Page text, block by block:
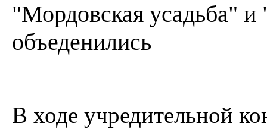
"Мордовская усадьба"
объеденились
В ходе учредительной